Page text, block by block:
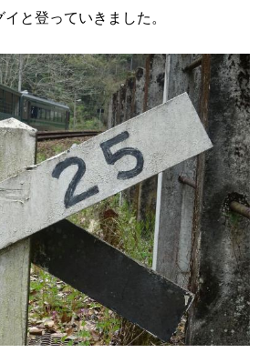
と登っていきました。